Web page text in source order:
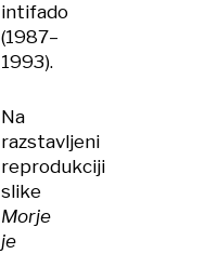
intifado
(1987–
1993).
Na
razstavljeni
reprodukciji
slike
Morje
je